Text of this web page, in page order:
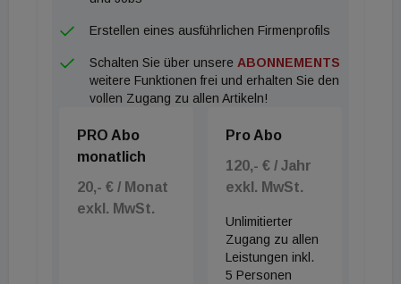
Erstellen eines ausführlichen Firmenprofils
Schalten Sie über unsere ABONNEMENTS
weitere Funktionen frei und erhalten Sie den
vollen Zugang zu allen Artikeln!
PRO Abo
monatlich
20,- € / Monat
exkl. MwSt.
Pro Abo
120,- € / Jahr
exkl. MwSt.
Unlimitierter
Zugang zu allen
Leistungen inkl.
5 Personen